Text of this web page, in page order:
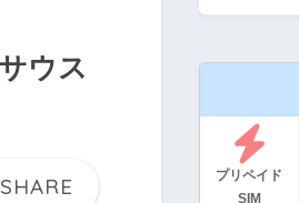
ウス
プリペイド
SIM